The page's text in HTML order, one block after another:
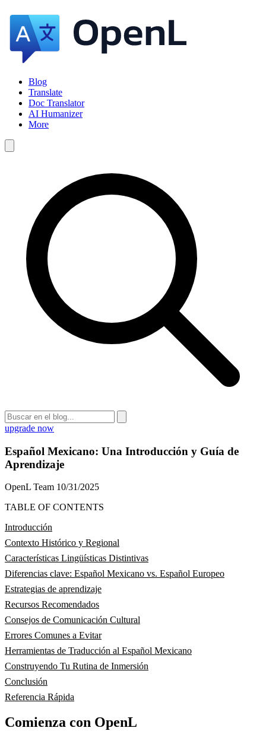
Blog
Translate
Doc Translator
AI Humanizer
More
upgrade now
Español Mexicano: Una Introducción y Guía de
Aprendizaje
OpenL Team 10/31/2025
TABLE OF CONTENTS
Introducción
Contexto Histórico y Regional
Características Lingüísticas Distintivas
Diferencias clave: Español Mexicano vs. Español Europeo
Estrategias de aprendizaje
Recursos Recomendados
Consejos de Comunicación Cultural
Errores Comunes a Evitar
Herramientas de Traducción al Español Mexicano
Construyendo Tu Rutina de Inmersión
Conclusión
Referencia Rápida
Comienza con OpenL